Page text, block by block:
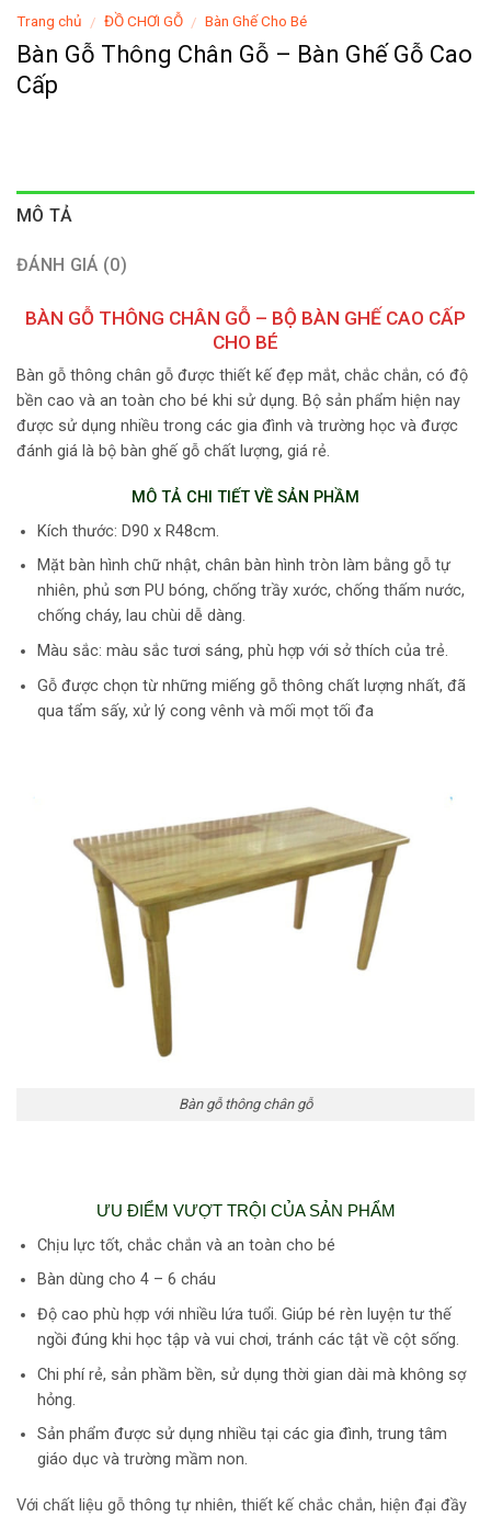
Trang chủ / ĐỒ CHƠI GỖ / Bàn Ghế Cho Bé
Bàn Gỗ Thông Chân Gỗ – Bàn Ghế Gỗ Cao
Cấp
MÔ TẢ
ĐÁNH GIÁ (0)
BÀN GỖ THÔNG CHÂN GỖ – BỘ BÀN GHẾ CAO CẤP
CHO BÉ
Bàn gỗ thông chân gỗ được thiết kế đẹp mắt, chắc chắn, có độ
bền cao và an toàn cho bé khi sử dụng. Bộ sản phẩm hiện nay
được sử dụng nhiều trong các gia đình và trường học và được
đánh giá là bộ bàn ghế gỗ chất lượng, giá rẻ.
MÔ TẢ CHI TIẾT VỀ SẢN PHẦM
Kích thước: D90 x R48cm.
Mặt bàn hình chữ nhật, chân bàn hình tròn làm bằng gỗ tự
nhiên, phủ sơn PU bóng, chống trầy xước, chống thấm nước,
chống cháy, lau chùi dễ dàng.
Màu sắc: màu sắc tươi sáng, phù hợp với sở thích của trẻ.
Gỗ được chọn từ những miếng gỗ thông chất lượng nhất, đã
qua tẩm sấy, xử lý cong vênh và mối mọt tối đa
Bàn gỗ thông chân gỗ
ƯU ĐIỂM VƯỢT TRỘI CỦA SẢN PHẨM
Chịu lực tốt, chắc chắn và an toàn cho bé
Bàn dùng cho 4 – 6 cháu
Độ cao phù hợp với nhiều lứa tuổi. Giúp bé rèn luyện tư thế
ngồi đúng khi học tập và vui chơi, tránh các tật về cột sống.
Chi phí rẻ, sản phầm bền, sử dụng thời gian dài mà không sợ
hỏng.
Sản phẩm được sử dụng nhiều tại các gia đình, trung tâm
giáo dục và trường mầm non.
Với chất liệu gỗ thông tự nhiên, thiết kế chắc chắn, hiện đại đầy